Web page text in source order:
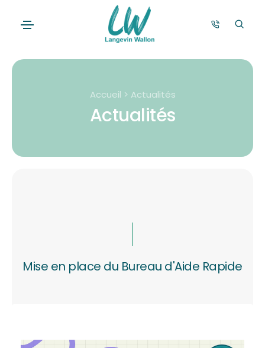
Accueil > Actualités
Actualités
Mise en place du Bureau d'Aide Rapide